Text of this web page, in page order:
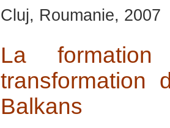
Cluj, Roumanie, 2007
La
transformation
Balkans